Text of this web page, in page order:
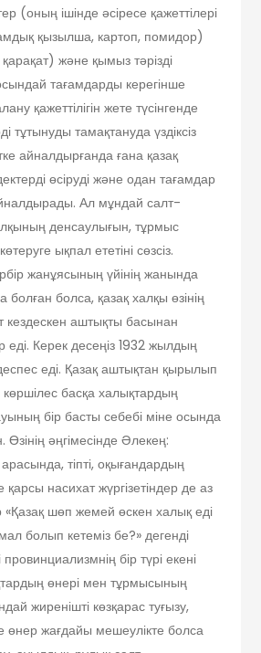
(оның ішінде әсіресе қажеттілері
қызылша, картоп, помидор)
және қымыз тәрізді
тағамдарды керегінше
қажеттілігін жете түсінгенде
тұтынуды тамақтануда үздіксіз
айналдырғанда ғана қазақ
өсіруді және одан тағамдар
Ал мұндай салт-
денсаулығын, тұрмыс
ықпал ететіні сөзсіз.
жанұясының үйінің жанында
болған болса, қазақ халқы өзінің
кездескен аштықты басынан
еді. Керек десеңіз 1932 жылдың
еді. Қазақ аштықтан қырылып
басқа халықтардың
бір басты себебі міне осында
әңгімесінде Әлекең:
тіпті, оқығандардың
қарсы насихат жүргізетіндер де аз
«Қазақ шөп жемей өскен халық еді
болып кетеміз бе?» дегенді
бір түрі екені
өнері мен тұрмысының
жиренішті көзқарас туғызу,
өнер жағдайы мешеу­лікте болса